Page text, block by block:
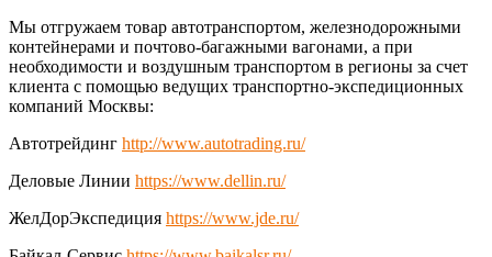
Мы отгружаем товар автотранспортом, железнодорожными
контейнерами и почтово-багажными вагонами, а при
необходимости и воздушным транспортом в регионы за счет
клиента с помощью ведущих транспортно-экспедиционных
компаний Москвы:
Автотрейдинг http://www.autotrading.ru/
Деловые Линии https://www.dellin.ru/
ЖелДорЭкспедиция https://www.jde.ru/